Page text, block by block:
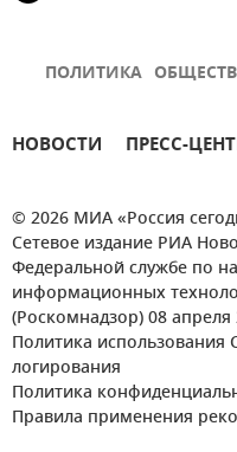
ПОЛИТИКА
НОВОСТИ ПРЕСС-
© 2026 МИА «Россия
Сетевое издание РИА
Федеральной службе по
информационных
(Роскомнадзор) 08 апреля
Политика использования
логирования
Политика
Правила применения